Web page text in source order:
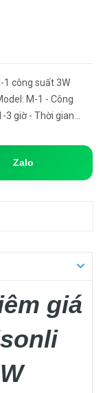
1 công suất 3W
M-1 - Công
3 giờ - Thời gian
Zalo
giá